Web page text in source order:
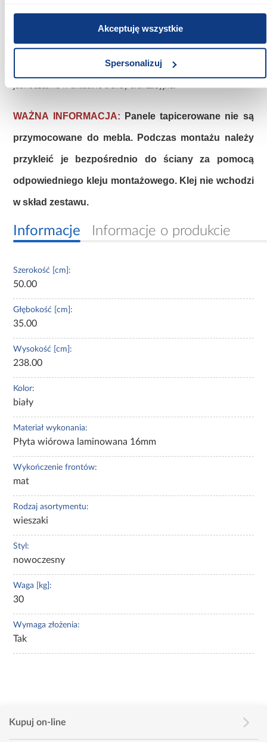
Akceptuję wszystkie
Spersonalizuj
Model Hamar należy do modułowej serii mebli Hamar, co
jak szafy. Dzięki temu można łatwo stworzyć spersonalizowany
zestaw garderobiany dopasowany do indywidualnych potrzeb i
Kolor biały wprowadza do wnętrza elegancję i ciepło, wpisując się
WAŻNA INFORMACJA: Panele tapicerowane nie są
przymocowane do mebla. Podczas montażu należy
przykleić je bezpośrednio do ściany za pomocą
odpowiedniego kleju montażowego. Klej nie wchodzi
w skład zestawu.
Informacje Informacje o produkcie
Szerokość [cm]:
50.00
Głębokość [cm]:
35.00
Wysokość [cm]:
238.00
Kolor:
biały
Materiał wykonania:
Płyta wiórowa laminowana 16mm
Wykończenie frontów:
mat
Rodzaj asortymentu:
wieszaki
Styl:
nowoczesny
Waga [kg]:
30
Wymaga złożenia:
Tak
Kupuj on-line